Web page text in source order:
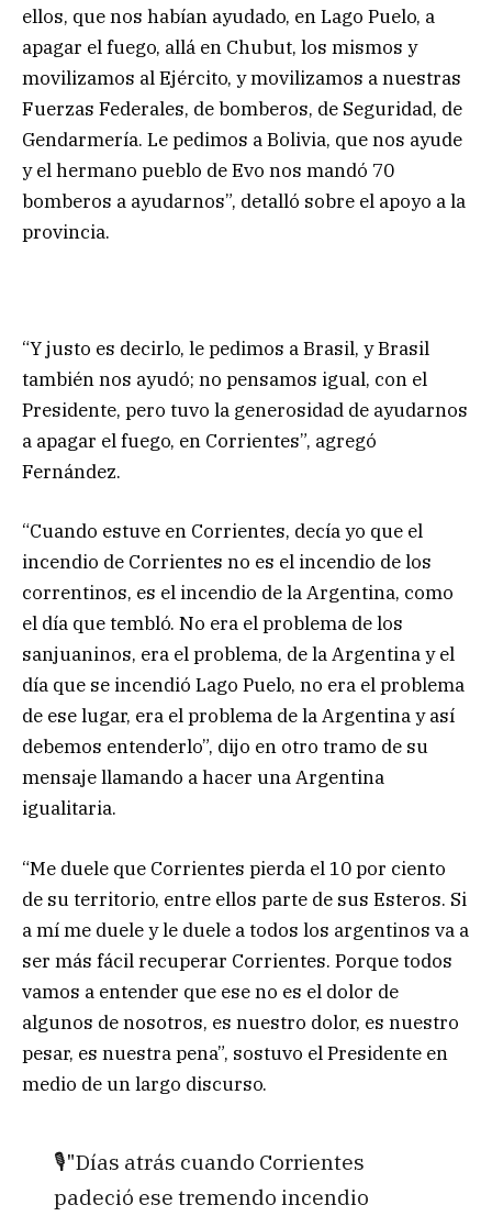
ellos, que nos habían ayudado, en Lago Puelo, a
apagar el fuego, allá en Chubut, los mismos y
movilizamos al Ejército, y movilizamos a nuestras
Fuerzas Federales, de bomberos, de Seguridad, de
Gendarmería. Le pedimos a Bolivia, que nos ayude
y el hermano pueblo de Evo nos mandó 70
bomberos a ayudarnos”, detalló sobre el apoyo a la
provincia.
“Y justo es decirlo, le pedimos a Brasil, y Brasil
también nos ayudó; no pensamos igual, con el
Presidente, pero tuvo la generosidad de ayudarnos
a apagar el fuego, en Corrientes”, agregó
Fernández.
“Cuando estuve en Corrientes, decía yo que el
incendio de Corrientes no es el incendio de los
correntinos, es el incendio de la Argentina, como
el día que tembló. No era el problema de los
sanjuaninos, era el problema, de la Argentina y el
día que se incendió Lago Puelo, no era el problema
de ese lugar, era el problema de la Argentina y así
debemos entenderlo”, dijo en otro tramo de su
mensaje llamando a hacer una Argentina
igualitaria.
“Me duele que Corrientes pierda el 10 por ciento
de su territorio, entre ellos parte de sus Esteros. Si
a mí me duele y le duele a todos los argentinos va a
ser más fácil recuperar Corrientes. Porque todos
vamos a entender que ese no es el dolor de
algunos de nosotros, es nuestro dolor, es nuestro
pesar, es nuestra pena”, sostuvo el Presidente en
medio de un largo discurso.
🎙️"Días atrás cuando Corrientes
padeció ese tremendo incendio